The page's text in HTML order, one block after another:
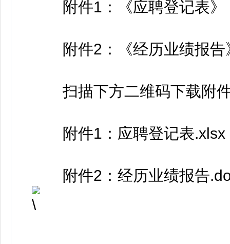
附件1：《应聘登记表》
附件2：《经历业绩报告
扫描下方二维码下载附
附件1：应聘登记表.xlsx
附件2：经历业绩报告